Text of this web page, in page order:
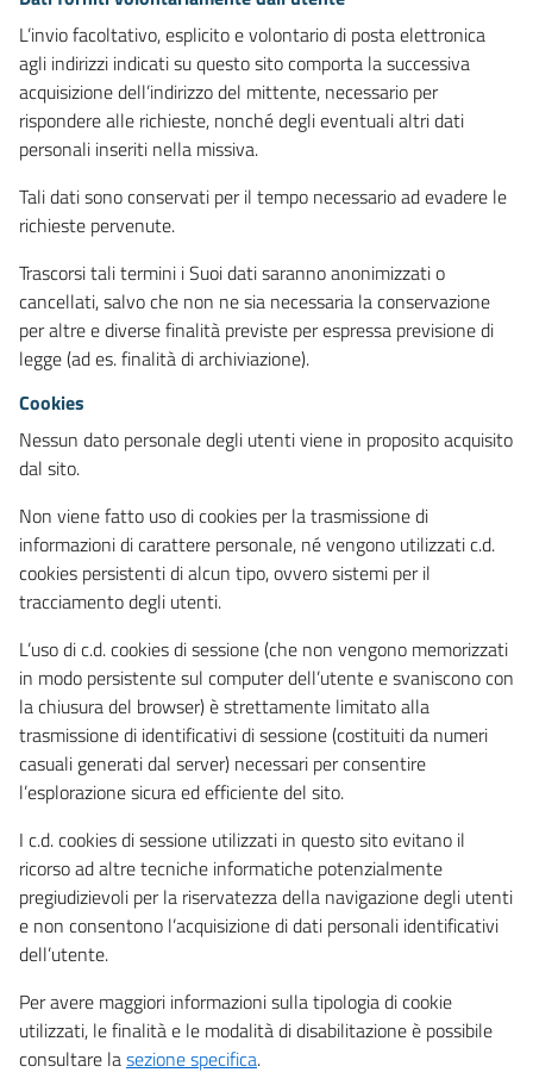
L’invio facoltativo, esplicito e volontario di posta elettronica
agli indirizzi indicati su questo sito comporta la successiva
acquisizione dell’indirizzo del mittente, necessario per
rispondere alle richieste, nonché degli eventuali altri dati
personali inseriti nella missiva.
Tali dati sono conservati per il tempo necessario ad evadere le
richieste pervenute.
Trascorsi tali termini i Suoi dati saranno anonimizzati o
cancellati, salvo che non ne sia necessaria la conservazione
per altre e diverse finalità previste per espressa previsione di
legge (ad es. finalità di archiviazione).
Cookies
Nessun dato personale degli utenti viene in proposito acquisito
dal sito.
Non viene fatto uso di cookies per la trasmissione di
informazioni di carattere personale, né vengono utilizzati c.d.
cookies persistenti di alcun tipo, ovvero sistemi per il
tracciamento degli utenti.
L’uso di c.d. cookies di sessione (che non vengono memorizzati
in modo persistente sul computer dell’utente e svaniscono con
la chiusura del browser) è strettamente limitato alla
trasmissione di identificativi di sessione (costituiti da numeri
casuali generati dal server) necessari per consentire
l’esplorazione sicura ed efficiente del sito.
I c.d. cookies di sessione utilizzati in questo sito evitano il
ricorso ad altre tecniche informatiche potenzialmente
pregiudizievoli per la riservatezza della navigazione degli utenti
e non consentono l’acquisizione di dati personali identificativi
dell’utente.
Per avere maggiori informazioni sulla tipologia di cookie
utilizzati, le finalità e le modalità di disabilitazione è possibile
consultare lasezione specifica.